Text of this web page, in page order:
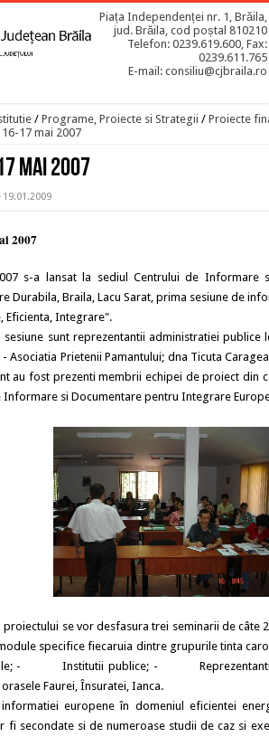
Piața Independenței nr. 1, Brăila,
jud. Brăila, cod poștal 810210
Telefon: 0239.619.600, Fax:
0239.611.765
E-mail: consiliu@cjbraila.ro
/ Programe, Proiecte si Strategii / Proiecte
16-17 mai 2007
mai 2007
19.01.2009
2007
s-a lansat la sediul Centrului de Informare
Durabila, Braila, Lacu Sarat, prima sesiune de
Integrare".
sesiune sunt reprezentantii administratiei publice
Asociatia Prietenii Pamantului; dna Ticuta
au fost prezenti membrii echipei de proiect din
Informare si Documentare pentru Integrare
proiectului se vor desfasura trei seminarii de câte
specifice fiecaruia dintre grupurile tinta
- Institutii publice; - Reprezentanti
Faurei, Însuratei, Ianca.
europene în domeniul eficientei
fi secondate si de numeroase studii de caz si